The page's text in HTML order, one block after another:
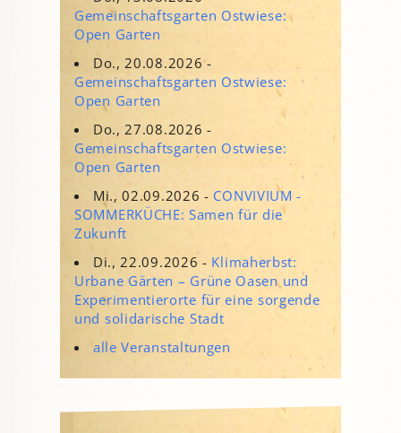
Gemeinschaftsgarten Ostwiese:
Open Garten
Do., 20.08.2026 -
Gemeinschaftsgarten Ostwiese:
Open Garten
Do., 27.08.2026 -
Gemeinschaftsgarten Ostwiese:
Open Garten
Mi., 02.09.2026 - CONVIVIUM -
SOMMERKÜCHE: Samen für die
Zukunft
Di., 22.09.2026 - Klimaherbst:
Urbane Gärten – Grüne Oasen und
Experimentierorte für eine sorgende
und solidarische Stadt
alle Veranstaltungen